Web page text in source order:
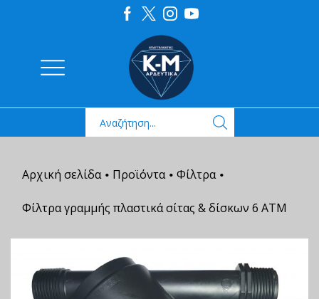
Αρχική σελίδα • Προϊόντα • Φίλτρα •
Φίλτρα γραμμής πλαστικά σίτας & δίσκων 6 ΑΤΜ